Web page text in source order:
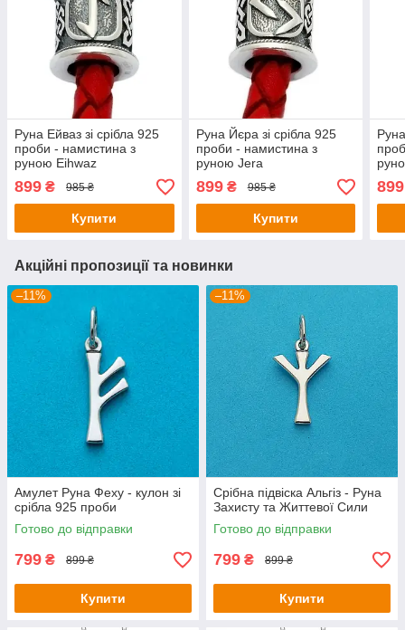
Руна Ейваз зі срібла 925
проби - намистина з
руною Eihwaz
899 ₴ 985 ₴
Купити
Руна Йєра зі срібла 925
проби - намистина з
руною Jera
899₴ 985 ₴
Купити
899
Акційні пропозиції та новинки
–11%
Амулет Руна Феху - кулон зі
срібла 925 проби
Готово до відправки
799 ₴ 899 ₴
Купити
–11%
Срібна підвіска Альгіз - Руна
Захисту та Життевої Сили
Готово до відправки
799 ₴ 899 ₴
Купити